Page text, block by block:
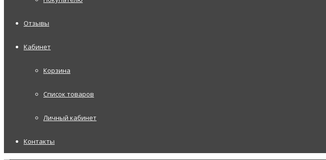
Отзывы
Кабинет
Корзина
Список товаров
Личный кабинет
Контакты